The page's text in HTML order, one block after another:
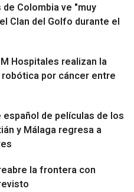
Colombia ve "muy
Clan del Golfo durante el
Hospitales realizan la
por cáncer entre
español de películas de los
y Málaga regresa a
la frontera con